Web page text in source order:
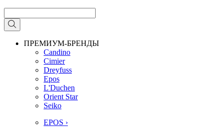
ПРЕМИУМ-БРЕНДЫ
Candino
Cimier
Dreyfuss
Epos
L'Duchen
Orient Star
Seiko
EPOS ›